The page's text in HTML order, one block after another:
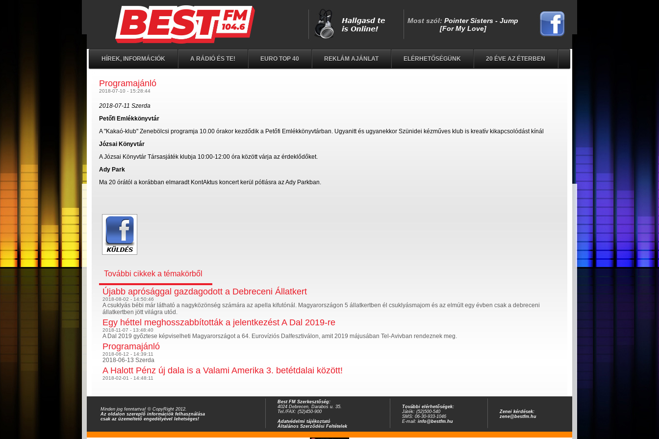
HÍREK, INFORMÁCIÓK A RÁDIÓ ÉS TE! EURO TOP 40 REKLÁM AJÁNLAT ELÉRHETŐSÉGÜNK 20 ÉVE AZ ÉTERBEN
Programajánló
2018-07-10 - 15:28:44
2018-07-11 Szerda
Petőfi Emlékkönyvtár
A "Kakaó-klub" Zenebölcsi programja 10.00 órakor kezdődik a Petőfi Emlékkönyvtárban. Ugyanitt és ugyanekkor Szünidei kézműves klub is kreatív kikapcsolódást kínál
Józsai Könyvtár
A Józsai Könyvtár Társasjáték klubja 10:00-12:00 óra között várja az érdeklődőket.
Ady Park
Ma 20 órától a korábban elmaradt KontAktus koncert kerül pótlásra az Ady Parkban.
További cikkek a témakörből
Újabb aprósággal gazdagodott a Debreceni Állatkert
2018-08-02 - 14:50:46
A csuklyás bébi már látható a nagyközönség számára az apella kifutónál. Magyarországon 5 állatkertben él csuklyásmajom és az elmúlt egy évben csak a debreceni
állatkertben jött világra utód.
Egy héttel meghosszabbították a jelentkezést A Dal 2019-re
2018-11-07 - 13:48:40
A Dal 2019 győztese képviselheti Magyarországot a 64. Eurovíziós Dalfesztiválon, amit 2019 májusában Tel-Avivban rendeznek meg.
Programajánló
2018-06-12 - 14:39:11
2018-06-13 Szerda
A Halott Pénz új dala is a Valami Amerika 3. betétdalai között!
2018-02-01 - 14:48:11
Minden jog fenntartva! © CopyRight 2012.
Az oldalon szereplő információk felhasználása
csak az üzemeltető engedélyével lehetséges!
Best FM Szerkesztőség:
4024 Debrecen, Darabos u. 35.
Tel./FAX: (52)450-900
Adatvédelmi tájékoztató
Általános Szerződési Feltételek
További elérhetőségek:
Játék: (52)500-540
SMS: 06-30-933-1046
E-mail: info@bestfm.hu
Zenei kérdések:
zene@bestfm.hu